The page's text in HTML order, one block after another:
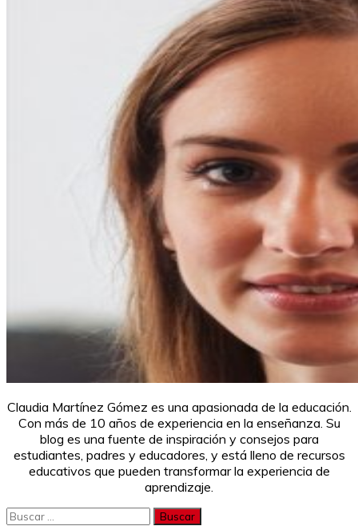
Claudia Martínez Gómez es una apasionada de la educación.
Con más de 10 años de experiencia en la enseñanza. Su
blog es una fuente de inspiración y consejos para
estudiantes, padres y educadores, y está lleno de recursos
educativos que pueden transformar la experiencia de
aprendizaje.
Buscar: